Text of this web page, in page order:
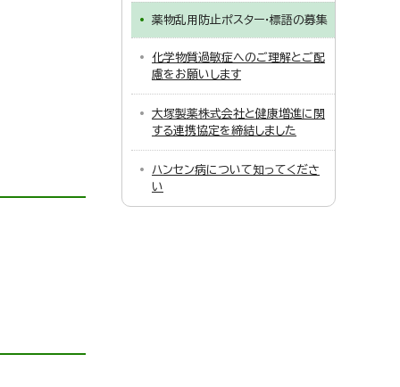
薬物乱用防止ポスター・標語の募集
化学物質過敏症へのご理解とご配
慮をお願いします
大塚製薬株式会社と健康増進に関
する連携協定を締結しました
ハンセン病について知ってくださ
い